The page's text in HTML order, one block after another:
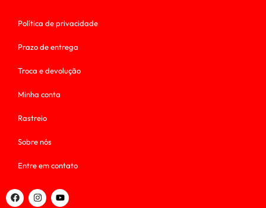
Política de privacidade
Prazo de entrega
Troca e devolução
Minha conta
Rastreio
Sobre nós
Entre em contato